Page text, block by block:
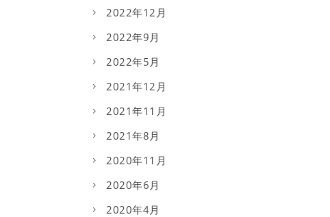
2022年12月
2022年9月
2022年5月
2021年12月
2021年11月
2021年8月
2020年11月
2020年6月
2020年4月